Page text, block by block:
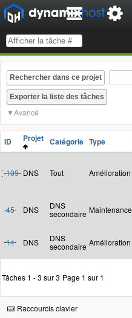
Rechercher dans ce projet
Avancé
ID Projet Catégorie Type
109 DNS Tout Amélioration
45 DNS
DNS
secondaire Maintenance
14 DNS
DNS
secondaire Amélioration
Tâches 1 - 3 sur 3 Page 1 sur 1
Raccourcis clavier